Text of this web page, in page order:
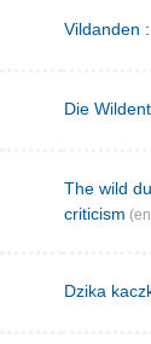
Vildanden
Die
The wild
criticism
Dzika